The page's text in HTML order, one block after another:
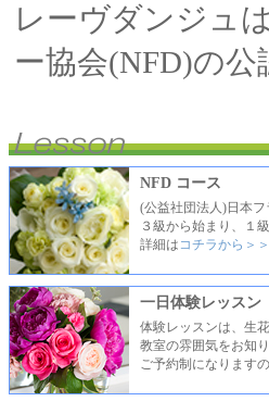
レーヴダンジュ
ー協会(NFD)の公
NFD コース
(公益社団法人)日本
３級から始まり、１
詳細は コチラから＞＞
一日体験レッスン
体験レッスンは、生
教室の雰囲気をお知
ご予約制になります